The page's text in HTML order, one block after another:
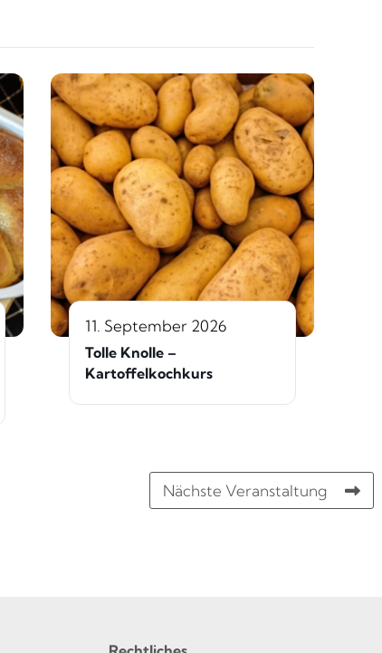
11. September 2026
Tolle Knolle –
Kartoffelkochkurs
Nächste Veranstaltung